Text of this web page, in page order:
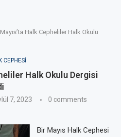
Halk Cepheliler Halk Okulu
CEPHESI
Halk Okulu Dergisi
7, 2023 0 comments
Bir Mayıs Halk Cephesi